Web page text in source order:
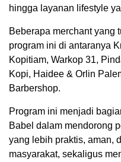
hingga layanan lifestyle
Beberapa merchant yang
program ini di antaranya
Kopitiam, Warkop 31,
Kopi, Haidee & Orlin
Barbershop.
Program ini menjadi
Babel dalam mendorong
yang lebih praktis, aman,
masyarakat, sekaligus